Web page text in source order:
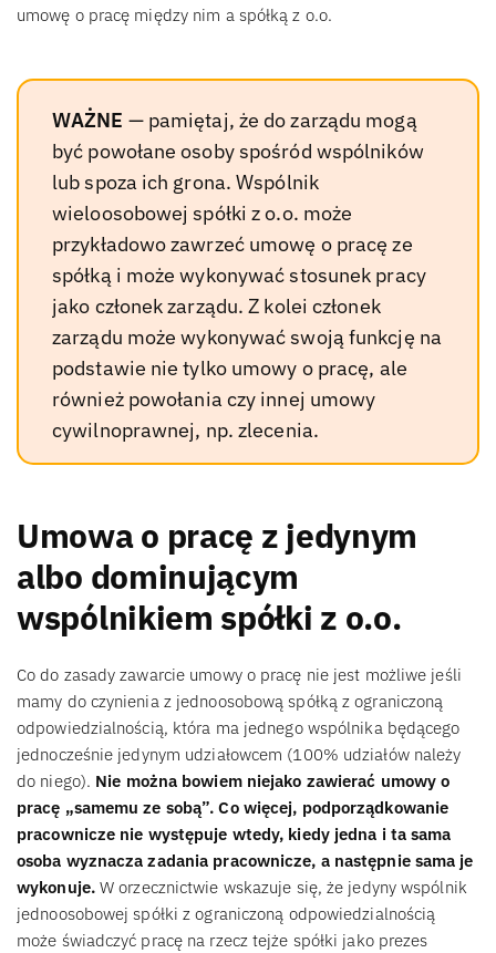
umowę o pracę między nim a spółką z o.o.
WAŻNE — pamiętaj, że do zarządu mogą
być powołane osoby spośród wspólników
lub spoza ich grona. Wspólnik
wieloosobowej spółki z o.o. może
przykładowo zawrzeć umowę o pracę ze
spółką i może wykonywać stosunek pracy
jako członek zarządu. Z kolei członek
zarządu może wykonywać swoją funkcję na
podstawie nie tylko umowy o pracę, ale
również powołania czy innej umowy
cywilnoprawnej, np. zlecenia.
Umowa o pracę z jedynym
albo dominującym
wspólnikiem spółki z o.o.
Co do zasady zawarcie umowy o pracę nie jest możliwe jeśli
mamy do czynienia z jednoosobową spółką z ograniczoną
odpowiedzialnością, która ma jednego wspólnika będącego
jednocześnie jedynym udziałowcem (100% udziałów należy
do niego). Nie można bowiem niejako zawierać umowy o
pracę „samemu ze sobą”. Co więcej, podporządkowanie
pracownicze nie występuje wtedy, kiedy jedna i ta sama
osoba wyznacza zadania pracownicze, a następnie sama je
wykonuje.W orzecznictwie wskazuje się, że jedyny wspólnik
jednoosobowej spółki z ograniczoną odpowiedzialnością
może świadczyć pracę na rzecz tejże spółki jako prezes